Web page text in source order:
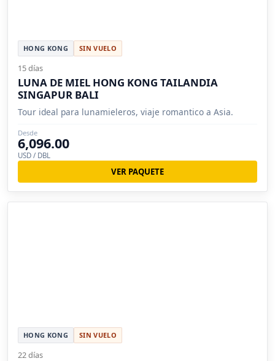
HONG KONG SIN VUELO
15 días
LUNA DE MIEL HONG KONG TAILANDIA
SINGAPUR BALI
Tour ideal para lunamieleros, viaje romantico a Asia.
Desde
6,096.00
USD / DBL
VER PAQUETE
HONG KONG SIN VUELO
22 días